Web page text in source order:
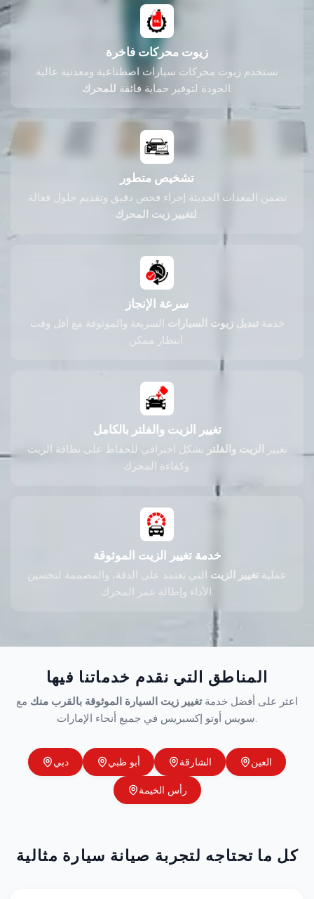
زيوت محركات فاخرة
نستخدم زيوت محركات سيارات اصطناعية ومعدنية عالية
الجودة لتوفير حماية فائقة للمحرك .
تشخيص متطور
تضمن المعدات الحديثة إجراء فحص دقيق وتقديم حلول فعالة
لتغيير زيت المحرك.
سرعة الإنجاز
خدمةتبديل زيوت السيارات السريعة والموثوقة مع أقل وقت
انتظار ممكن.
تغيير الزيت والفلتر بالكامل
تغيير الزيت والفلتر بشكل احترافي للحفاظ على نظافة الزيت
وكفاءة المحرك.
خدمة تغيير الزيت الموثوقة
عملية تغيير الزيت التي تعتمد على الدقة، والمصممة لتحسين
الأداء وإطالة عمر المحرك.
المناطق التي نقدم خدماتنا فيها
اعثر على أفضل خدمةتغيير زيت السيارة الموثوقة بالقرب منك مع
سويس أوتو إكسبريس في جميع أنحاء الإمارات.
دبي أبو ظبي الشارقة العين
رأس الخيمة
كل ما تحتاجه لتجربة صيانة سيارة مثالية